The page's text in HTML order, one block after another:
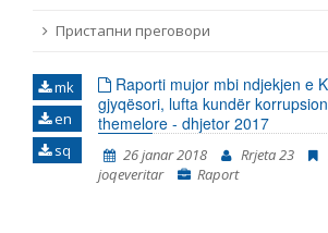
Nga rrjeti 23
Data e shpalljes
Gjuhë
Пристапни преговори
mk
en
sq
Raporti mujor mbi ndjekjen e
gjyqësori, lufta kundër
themelore - dhjetor 2017
26 janar 2018 Rrjeta 23
joqeveritar
Raport